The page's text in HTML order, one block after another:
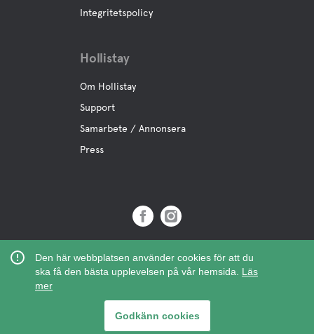
Den här webbplatsen använder cookies för att du
ska få den bästa upplevelsen på vår hemsida. Läs
mer
Godkänn cookies
Integritetspolicy
Hollistay
Om Hollistay
Support
Samarbete / Annonsera
Press
Org.Nr: 559121-9463